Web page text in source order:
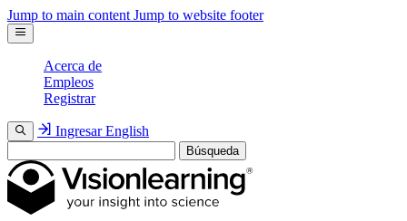
Jump to main content Jump to website footer
Acerca de
Empleos
Registrar
Ingresar English
Búsqueda